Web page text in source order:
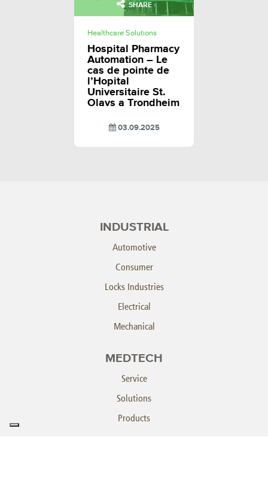
SHARE
Healthcare Solutions
Hospital Pharmacy
Automation – Le
cas de pointe de
l’Hopital
Universitaire St.
Olavs a Trondheim
03.09.2025
INDUSTRIAL
Automotive
Consumer
Locks Industries
Electrical
Mechanical
MEDTECH
Service
Solutions
Products